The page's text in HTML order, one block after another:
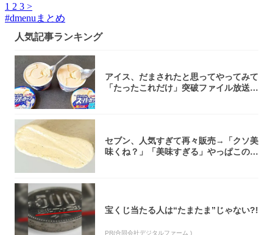
1 2 3 >
#dmenuまとめ
人気記事ランキング
アイス、だまされたと思ってやってみて
「たったこれだけ」突破ファイル放送で
セブン、人気すぎて再々販売→「クソ美
味くね？」「美味すぎる」やっぱこのク
宝くじ当たる人は“たまたま”じゃない?!
PR(合同会社デジタルファーム )